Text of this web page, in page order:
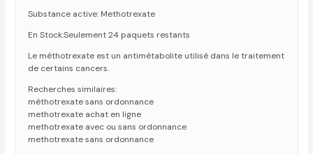
Substance active: Methotrexate
En Stock:Seulement 24 paquets restants
Le méthotrexate est un antimétabolite utilisé dans le traitement
de certains cancers.
Recherches similaires:
méthotrexate sans ordonnance
methotrexate achat en ligne
methotrexate avec ou sans ordonnance
methotrexate sans ordonnance